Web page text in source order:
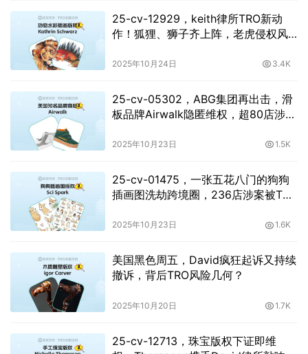
25-cv-12929，keith律所TRO新动
作！狐狸、狮子齐上阵，老虎侵权风
2025年10月24日 3.4K
25-cv-05302，ABG集团再出击，滑
板品牌Airwalk隐匿维权，超80店涉
2025年10月23日 1.5K
25-cv-01475，一张五花八门的狗狗
插画图洗劫跨境圈，236店涉案被TRO
2025年10月23日 1.6K
美国黑色周五，David疯狂起诉又持续
撤诉，背后TRO风险几何？
2025年10月20日 1.7K
25-cv-12713，珠宝版权下证即维